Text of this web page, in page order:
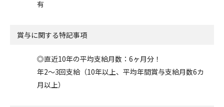
有
賞与に関する特記事項
◎直近10年の平均支給月数：6ヶ月分！
年2～3回支給（10年以上、平均年間賞与支給月数6カ
月以上）